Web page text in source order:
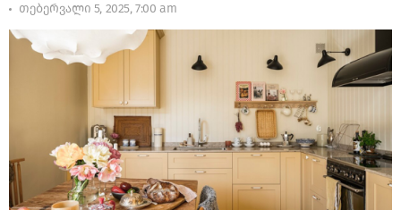
თებერვალი 5, 2025, 7:00 am